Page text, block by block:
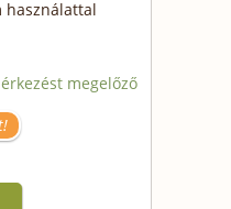
használattal
megelőző